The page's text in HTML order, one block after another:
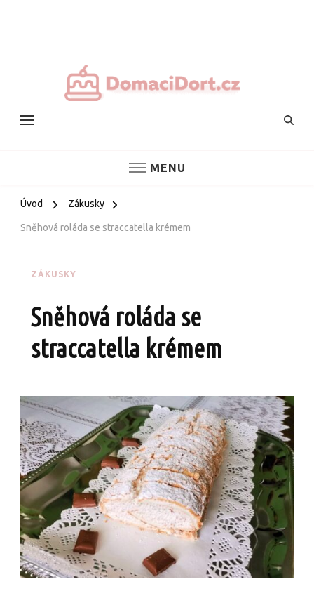
MENU
Úvod Zákusky
Sněhová roláda se straccatella krémem
ZÁKUSKY
Sněhová roláda se
straccatella krémem